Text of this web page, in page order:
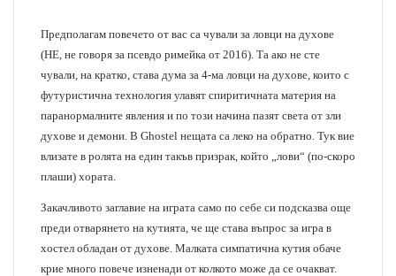
m
a
i
l
Предполагам повечето от вас са чували за ловци на духове
(НЕ, не говоря за псевдо римейка от 2016). Та ако не сте
чували, на кратко, става дума за 4-ма ловци на духове, които с
футуристична технология улавят спиритичната материя на
паранормалните явления и по този начина пазят света от зли
духове и демони. В Ghostel нещата са леко на обратно. Тук вие
влизате в ролята на един такъв призрак, който „лови“ (по-скоро
плаши) хората.
Закачливото заглавие на играта само по себе си подсказва още
преди отварянето на кутията, че ще става въпрос за игра в
хостел обладан от духове. Малката симпатична кутия обаче
крие много повече изненади от колкото може да се очакват.